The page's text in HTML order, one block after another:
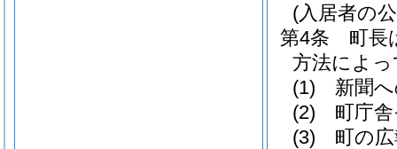
(入居者の
第4条
町長
方法によ
(1)
新聞
(2)
町庁
(3)
町の